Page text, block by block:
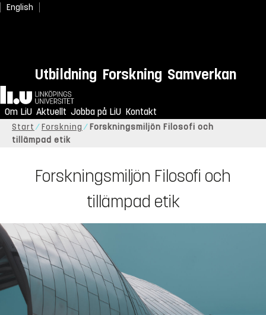
English
Utbildning Forskning Samverkan
Hem
Om LiU Aktuellt Jobba på LiU Kontakt
Start Forskning
Forskningsmiljön Filosofi och
tillämpad etik
Forskningsmiljön Filosofi och
tillämpad etik